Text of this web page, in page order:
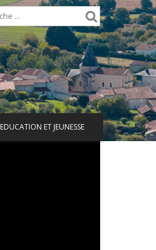
EDUCATION ET JEUNESSE